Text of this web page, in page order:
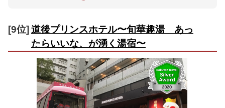
[9位] 道後プリンスホテル〜旬華趣湯 あっ
たらいいな、が湧く湯宿〜